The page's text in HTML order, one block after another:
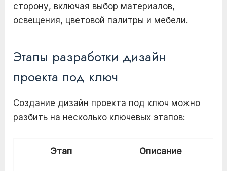
сторону, включая выбор материалов,
освещения, цветовой палитры и мебели.
Этапы разработки дизайн
проекта под ключ
Создание дизайн проекта под ключ можно
разбить на несколько ключевых этапов:
Этап Описание